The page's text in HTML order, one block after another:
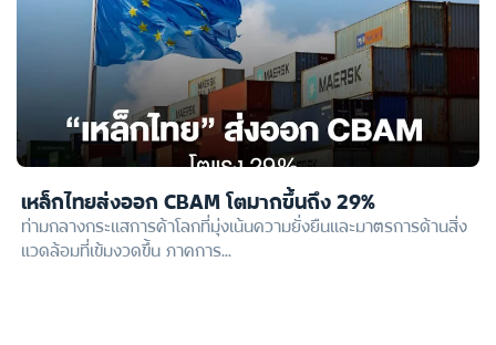
เหล็กไทยส่งออก CBAM โตมากขึ้นถึง 29%
ท่ามกลางกระแสการค้าโลกที่มุ่งเน้นความยั่งยืนและมาตรการด้านสิ่ง
แวดล้อมที่เข้มงวดขึ้น ภาคการ...